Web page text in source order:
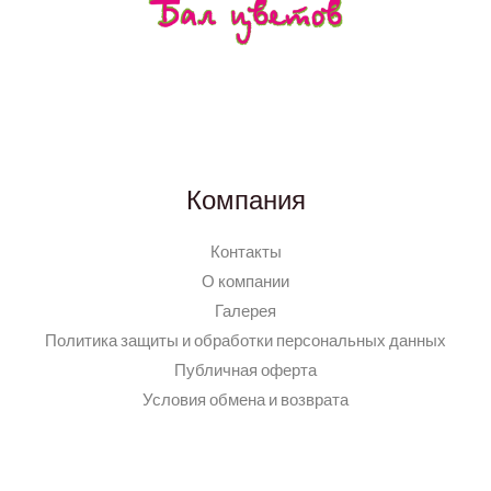
Компания
Контакты
О компании
Галерея
Политика защиты и обработки персональных данных
Публичная оферта
Условия обмена и возврата